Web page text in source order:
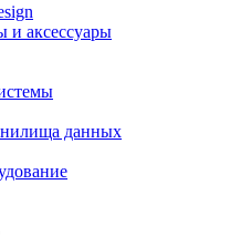
и аксессуары
данных